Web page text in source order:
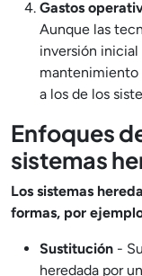
Gastos
Aunque las
inversión inicial
mantenimiento
a los de los
Enfoques
sistemas
Los sistemas
formas, por
Sustitución -
heredada por